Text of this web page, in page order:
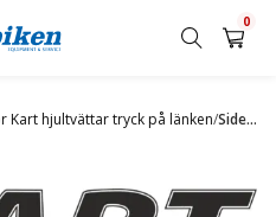
0
Kart hjultvättar tryck på länken/ Side rollers cross frame (200, 300)